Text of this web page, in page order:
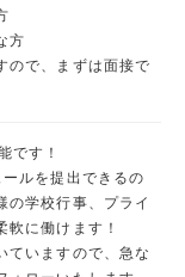
方
ので、まずは面接で
です！
ルを提出できるの
の学校行事、プライ
に働けます！
ていますので、急な